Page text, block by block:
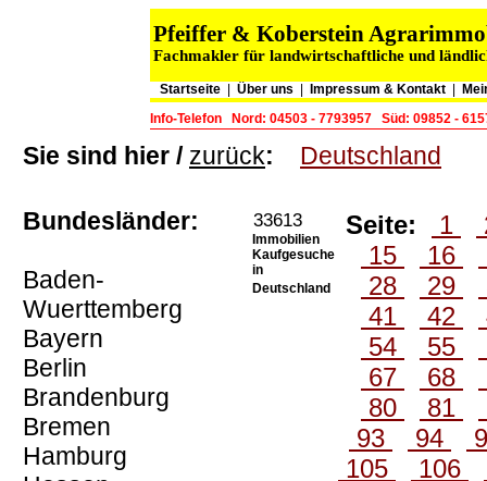
Pfeiffer & Koberstein
Fachmakler für landwirtschaftliche und
Startseite Über uns Impressum & Kontakt
Info-Telefon
Nord: 04503 - 7793957 Süd: 09852 -
Sie sind hier / zurück: Deutschland
Bundesländer:
Baden-
Wuerttemberg
Bayern
Berlin
Brandenburg
Bremen
Hamburg
33613
Immobilien
Kaufgesuche
in
Deutschland
Seite: 1
15
16
28
29
41
42
54
55
67
68
80
81
93
94
105
106